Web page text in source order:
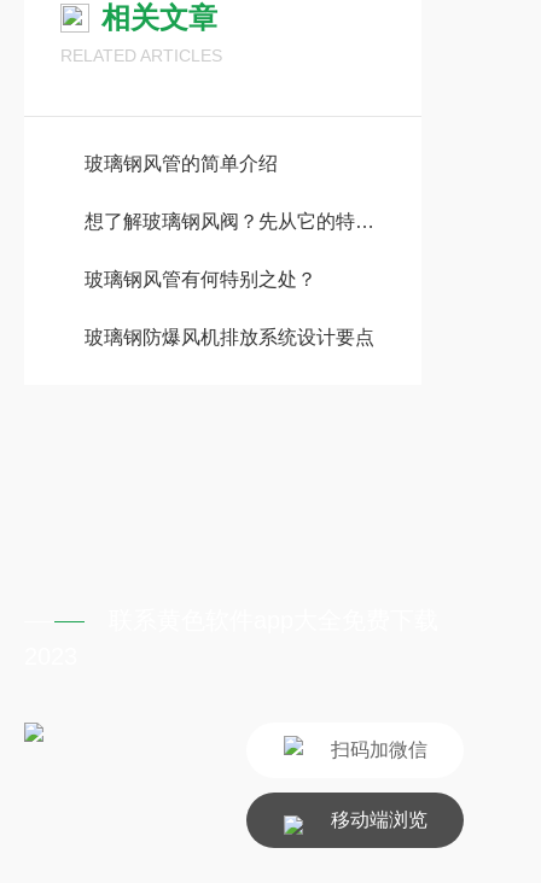
相关文章
RELATED ARTICLES
玻璃钢风管的简单介绍
想了解玻璃钢风阀？先从它的特点说起吧
玻璃钢风管有何特别之处？
玻璃钢防爆风机排放系统设计要点
扫码加微信
移动端浏览